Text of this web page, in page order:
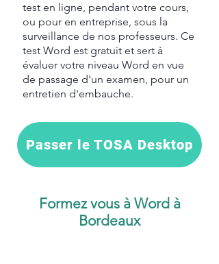
test en ligne, pendant votre cours,
ou pour en entreprise, sous la
surveillance de nos professeurs. Ce
test Word est gratuit et sert à
évaluer votre niveau Word en vue
de passage d'un examen, pour un
entretien d'embauche.
Passer le TOSA Desktop
Formez vous à Word à
Bordeaux